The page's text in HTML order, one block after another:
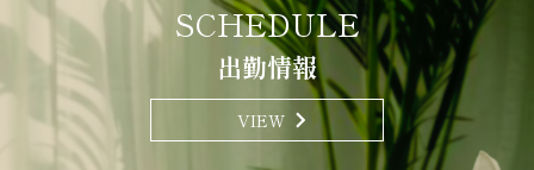
SCHEDULE
出勤情報
VIEW chevron_right